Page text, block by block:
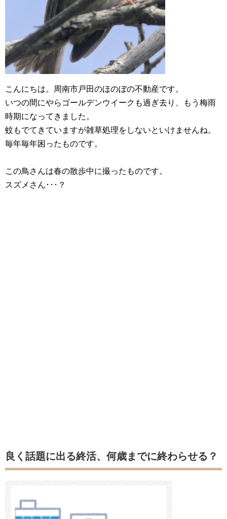
こんにちは。周南市戸田のほのぼの不動産です。
いつの間にやらゴールデンウイークも過ぎ去り、もう梅雨
時期になってきました。
蚊もでてきていますが雑草処理をしないといけませんね。
毎年毎年困ったものです。
この鳥さんは春の散歩中に撮ったものです。
スズメさん･･･？
良く話題に出る終活、何歳までに終わらせる？